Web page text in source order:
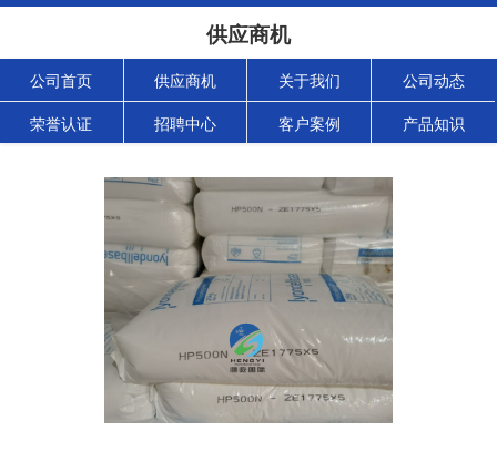
供应商机
公司首页 供应商机 关于我们 公司动态
荣誉认证 招聘中心 客户案例 产品知识